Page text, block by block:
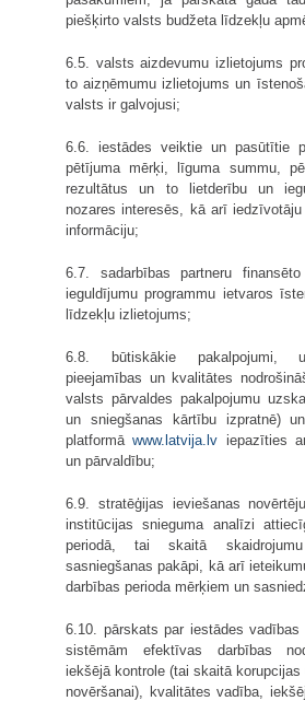
piešķirto valsts budžeta līdzekļu
6.5. valsts aizdevumu izlietojums
to aizņēmumu izlietojums un
valsts ir galvojusi;
6.6. iestādes veiktie un pasūtītie
pētījuma mērķi, līguma summu,
rezultātus un to lietderību un
nozares interesēs, kā arī
informāciju;
6.7. sadarbības partneru
ieguldījumu programmu ietvaros
līdzekļu izlietojums;
6.8. būtiskākie pakalpojumi,
pieejamības un kvalitātes
valsts pārvaldes pakalpojumu
un sniegšanas kārtību izpratnē)
platformāwww.latvija.lv iepazīties
un pārvaldību;
6.9. stratēģijas ieviešanas
institūcijas snieguma analīzi
periodā, tai skaitā
sasniegšanas pakāpi, kā arī
darbības perioda mērķiem un
6.10. pārskats par iestādes vadības
sistēmām efektīvas darbības
iekšējā kontrole (tai skaitā
novēršanai), kvalitātes vadība,